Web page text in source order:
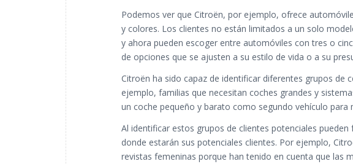
Podemos ver que Citroën, por ejemplo, ofrece
y colores. Los clientes no están limitados a un solo
y ahora pueden escoger entre automóviles con tres o
de opciones que se ajusten a su estilo de vida o a su
Citroën ha sido capaz de identificar diferentes grupos de
ejemplo, familias que necesitan coches grandes y
un coche pequeño y barato como segundo vehículo para
Al identificar estos grupos de clientes potenciales
donde estarán sus potenciales clientes. Por ejemplo,
revistas femeninas porque han tenido en cuenta que las